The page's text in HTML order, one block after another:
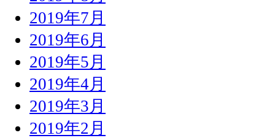
2019年7月
2019年6月
2019年5月
2019年4月
2019年3月
2019年2月